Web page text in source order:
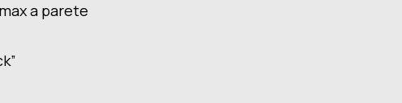
a parete